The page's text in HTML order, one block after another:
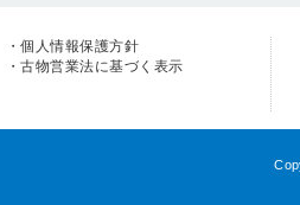
・個人情報保護方針
・古物営業法に基づく表示